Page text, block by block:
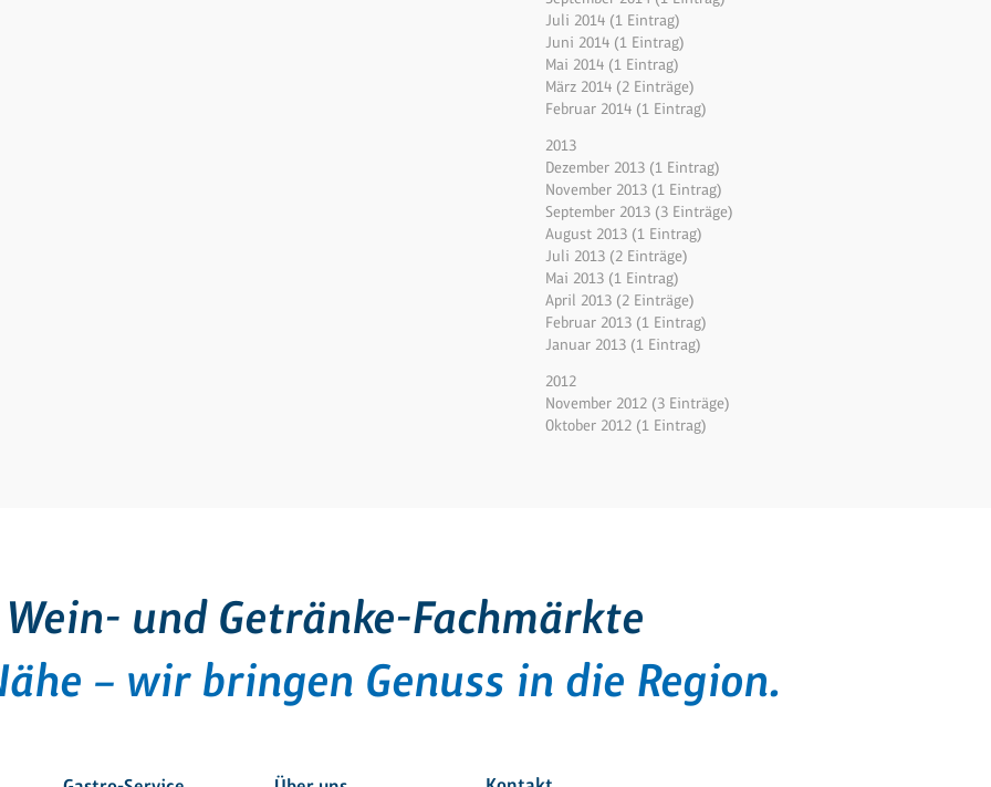
Juli 2014 (1 Eintrag)
Juni 2014 (1 Eintrag)
Mai 2014 (1 Eintrag)
März 2014 (2 Einträge)
Februar 2014 (1 Eintrag)
2013
Dezember 2013 (1 Eintrag)
November 2013 (1 Eintrag)
September 2013 (3 Einträge)
August 2013 (1 Eintrag)
Juli 2013 (2 Einträge)
Mai 2013 (1 Eintrag)
April 2013 (2 Einträge)
Februar 2013 (1 Eintrag)
Januar 2013 (1 Eintrag)
2012
November 2012 (3 Einträge)
Oktober 2012 (1 Eintrag)
und Getränke-Fachmärkte
– wir bringen Genuss in die Region.